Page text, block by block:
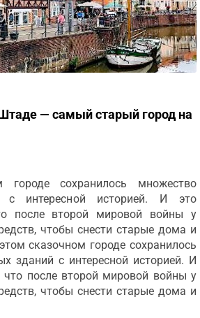
— самый старый город на
сохранилось множество
с интересной историей. И это
после второй мировой войны у
чтобы снести старые дома и
сказочном городе сохранилось
зданий с интересной историей. И
что после второй мировой войны у
чтобы снести старые дома и